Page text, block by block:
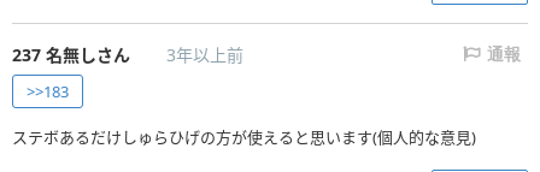
237 名無しさん 3年以上前 通報
>>183
ステボあるだけしゅらひげの方が使えると思います(個人的な意見)